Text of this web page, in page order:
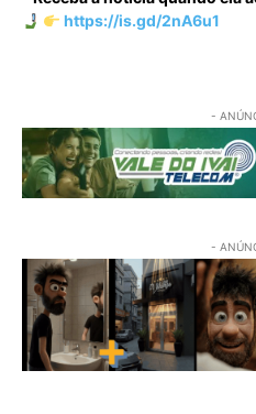
https://is.gd/2nA6u1
-
-